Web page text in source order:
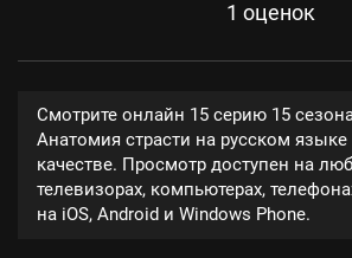
1 оценок
Смотрите онлайн 15 серию 15
Анатомия страсти на русском
качестве. Просмотр доступен на
телевизорах, компьютерах,
на iOS, Android и Windows Phone.